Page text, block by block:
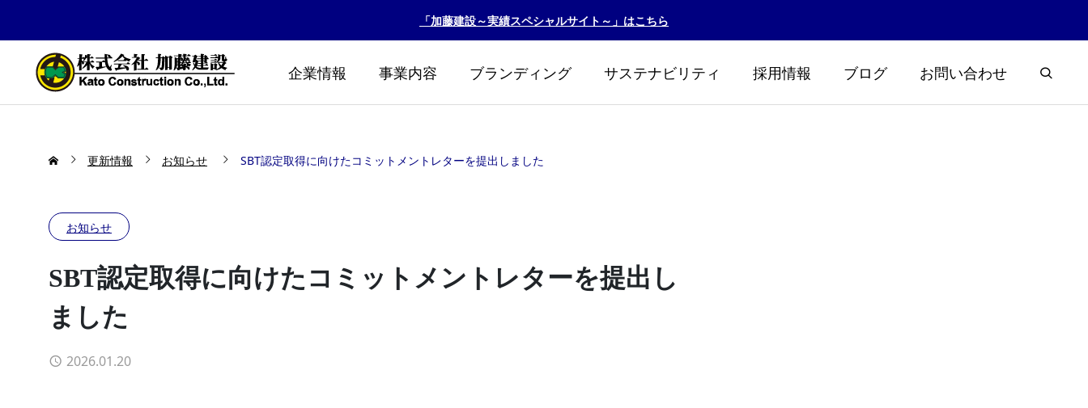
「加藤建設～実績スペシャルサイト～」はこちら
企業情報 事業内容 ブランディング サステナビリティ 採用情報 ブログ お問い合わせ
防災公園はどうやってできる
更新情報 お知らせ SBT認定取得に向けたコミットメントレターを提出しました
お知らせ
SBT認定取得に向けたコミットメントレターを提出し
ました
2026.01.20